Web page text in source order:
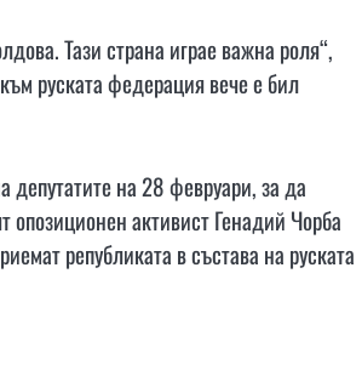
Тази страна играе важна роля“,
руската федерация вече е бил
на 28 февруари, за да
опозиционен активист Генадий Чорба
републиката в състава на руската